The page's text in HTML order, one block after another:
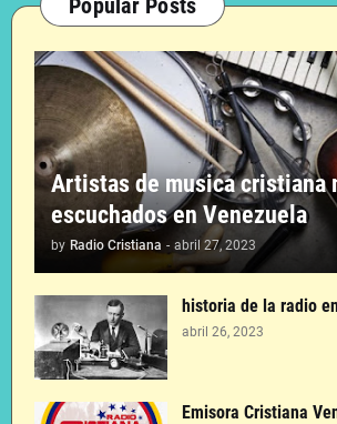
Popular Posts
Artistas de musica cristiana
escuchados en Venezuela
by Radio Cristiana - abril 27, 2023
historia de la radio
abril 26, 2023
Emisora Cristiana